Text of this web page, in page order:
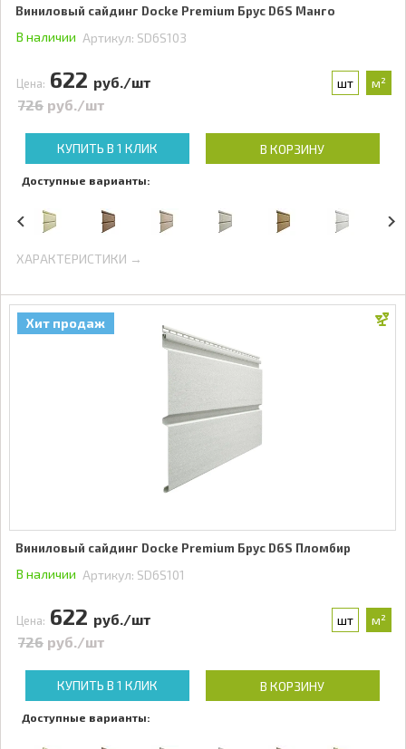
Виниловый сайдинг Docke Premium Брус D6S Манго
В наличии Артикул: SD6S103
Цена: 622 руб./шт шт м²
726 руб./шт
КУПИТЬ В 1 КЛИК В КОРЗИНУ
Доступные варианты:
ХАРАКТЕРИСТИКИ →
Хит продаж
Виниловый сайдинг Docke Premium Брус D6S Пломбир
В наличии Артикул: SD6S101
Цена: 622 руб./шт шт м²
726 руб./шт
КУПИТЬ В 1 КЛИК В КОРЗИНУ
Доступные варианты: